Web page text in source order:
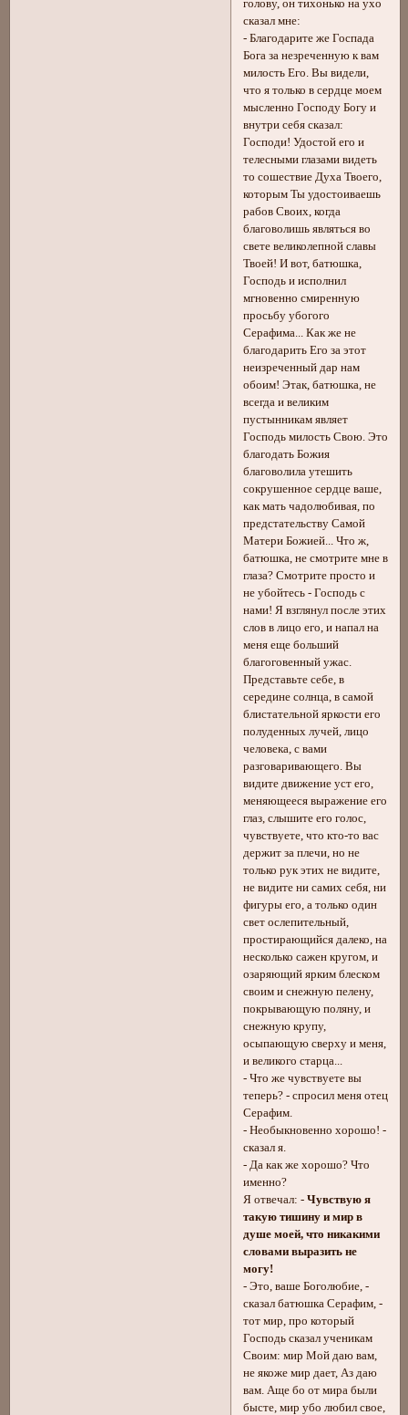
голову, он тихонько на ухо
сказал мне:
- Благодарите же Госпада
Бога за незреченную к вам
милость Его. Вы видели,
что я только в сердце моем
мысленно Господу Богу и
внутри себя сказал:
Господи! Удостой его и
телесными глазами видеть
то сошествие Духа Твоего,
которым Ты удостоиваешь
рабов Своих, когда
благоволишь являться во
свете великолепной славы
Твоей! И вот, батюшка,
Господь и исполнил
мгновенно смиренную
просьбу убогого
Серафима... Как же не
благодарить Его за этот
неизреченный дар нам
обоим! Этак, батюшка, не
всегда и великим
пустынникам являет
Господь милость Свою. Это
благодать Божия
благоволила утешить
сокрушенное сердце ваше,
как мать чадолюбивая, по
предстательству Самой
Матери Божией... Что ж,
батюшка, не смотрите мне в
глаза? Смотрите просто и
не убойтесь - Господь с
нами! Я взглянул после этих
слов в лицо его, и напал на
меня еще больший
благоговенный ужас.
Представьте себе, в
середине солнца, в самой
блистательной яркости его
полуденных лучей, лицо
человека, с вами
разговаривающего. Вы
видите движение уст его,
меняющееся выражение его
глаз, слышите его голос,
чувствуете, что кто-то вас
держит за плечи, но не
только рук этих не видите,
не видите ни самих себя, ни
фигуры его, а только один
свет ослепительный,
простирающийся далеко, на
несколько сажен кругом, и
озаряющий ярким блеском
своим и снежную пелену,
покрывающую поляну, и
снежную крупу,
осыпающую сверху и меня,
и великого старца...
- Что же чувствуете вы
теперь? - спросил меня отец
Серафим.
- Необыкновенно хорошо! -
сказал я.
- Да как же хорошо? Что
именно?
Я отвечал: -Чувствую я
такую тишину и мир в
душе моей, что никакими
словами выразить не
могу!
- Это, ваше Боголюбие, -
сказал батюшка Серафим, -
тот мир, про который
Господь сказал ученикам
Своим: мир Мой даю вам,
не якоже мир дает, Аз даю
вам. Аще бо от мира были
бысте, мир убо любил свое,